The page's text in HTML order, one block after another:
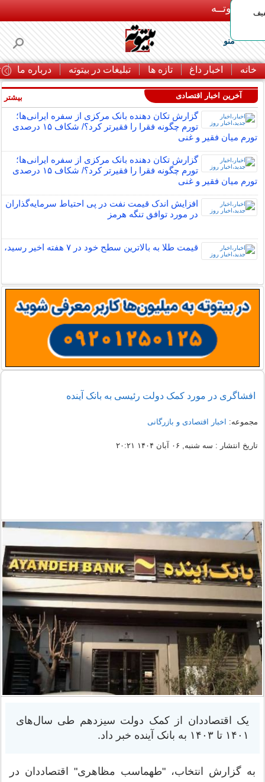
بـیتوتــه
منو
خانه اخبار داغ تازه ها تبلیغات در بیتوته درباره ما
50% تخفیف
آخرین اخبار اقتصادی
گزارش تکان‌ دهنده بانک مرکزی از سفره ایرانی‌ها؛
تورم چگونه فقرا را فقیرتر کرد؟/ شکاف ۱۵ درصدی
تورم میان فقیر و غنی
گزارش تکان‌ دهنده بانک مرکزی از سفره ایرانی‌ها؛
تورم چگونه فقرا را فقیرتر کرد؟/ شکاف ۱۵ درصدی
تورم میان فقیر و غنی
افزایش اندک قیمت نفت در پی احتیاط سرمایه‌گذاران
در مورد توافق تنگه هرمز
قیمت طلا به بالاترین سطح خود در ۷ هفته اخیر رسید،
بیشتر
افشاگری در مورد کمک دولت رئیسی به بانک آینده
مجموعه: اخبار اقتصادی و بازرگانی
تاریخ انتشار : سه شنبه, ۰۶ آبان ۱۴۰۴ ۲۰:۲۱
یک اقتصاددان از کمک دولت سیزدهم طی سال‌های
۱۴۰۱ تا ۱۴۰۳ به بانک آینده خبر داد.
به گزارش انتخاب، "طهماسب مظاهری" اقتصاددان در